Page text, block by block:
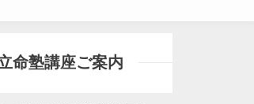
命塾講座ご案内